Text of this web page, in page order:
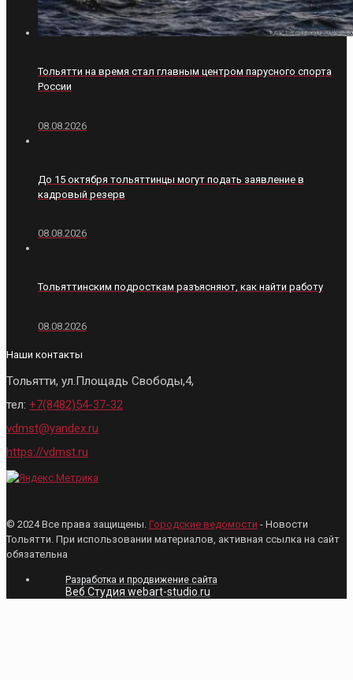
Тольятти на время стал главным центром парусного спорта
России
08.08.2026
До 15 октября тольяттинцы могут подать заявление в
кадровый резерв
08.08.2026
Тольяттинским подросткам разъясняют, как найти работу
08.08.2026
Наши контакты
Тольятти, ул.Площадь Свободы,4,
тел: +7(8482)54-37-32
vdmst@yandex.ru
https://vdmst.ru
© 2024 Все права защищены. Городские ведомости - Новости
Тольятти. При использовании материалов, активная ссылка на сайт
обязательна
Разработка и продвижение сайта
Веб Студия webart-studio.ru